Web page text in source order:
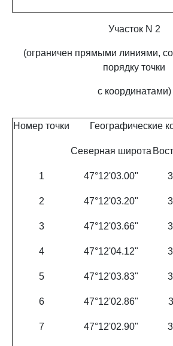
Участок N 2
(ограничен прямыми линиями,
порядку точки
с координатами)
Номер точки Географические
Северная широта
1 47°12'03.00"
2 47°12'03.20"
3 47°12'03.66"
4 47°12'04.12"
5 47°12'03.83"
6 47°12'02.86"
7 47°12'02.90"